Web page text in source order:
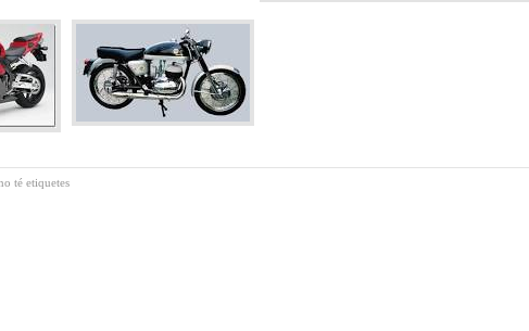
té etiquetes